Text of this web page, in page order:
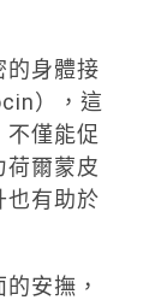
的身體接
），這
不僅能促
荷爾蒙皮
也有助於
安撫，